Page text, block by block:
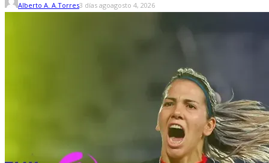
Alberto A. A.Torres3 días agoagosto 4, 2026